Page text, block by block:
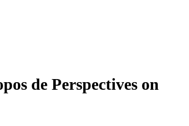
de Perspectives on